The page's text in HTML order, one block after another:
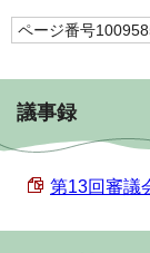
ページ番号
議事録
第13回審議